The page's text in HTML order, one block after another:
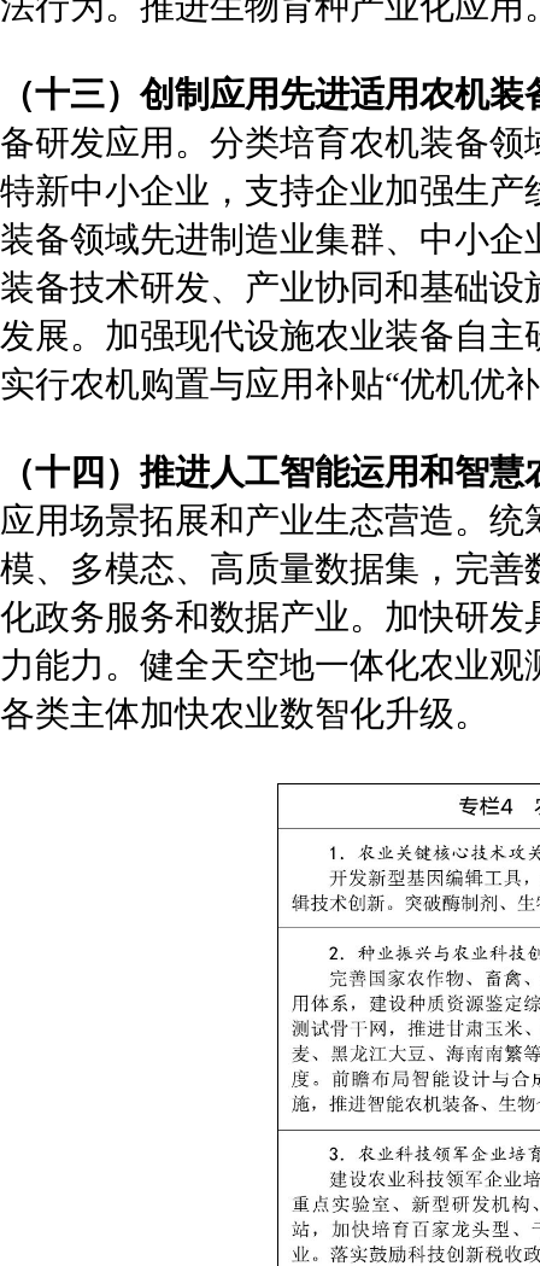
（十三）创制应用先进适用农机装
备研发应用。分类培育农机装备
特新中小企业，支持企业加强生
装备领域先进制造业集群、中小
装备技术研发、产业协同和基础
发展。加强现代设施农业装备自
实行农机购置与应用补贴“优机优
（十四）推进人工智能运用和智慧
应用场景拓展和产业生态营造。
模、多模态、高质量数据集，完
化政务服务和数据产业。加快研
力能力。健全天空地一体化农业
各类主体加快农业数智化升级。